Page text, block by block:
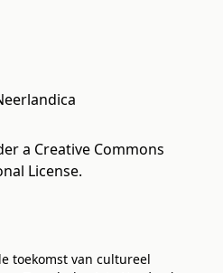
a Creative Commons
License.
toekomst van cultureel